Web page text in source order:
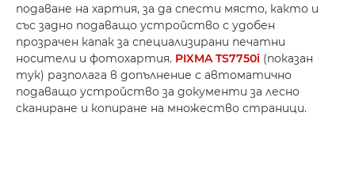
подаване на хартия, за да спести място, както и
със задно подаващо устройство с удобен
прозрачен капак за специализирани печатни
носители и фотохартия. PIXMA TS7750i (показан
тук) разполага в допълнение с автоматично
подаващо устройство за документи за лесно
сканиране и копиране на множество страници.